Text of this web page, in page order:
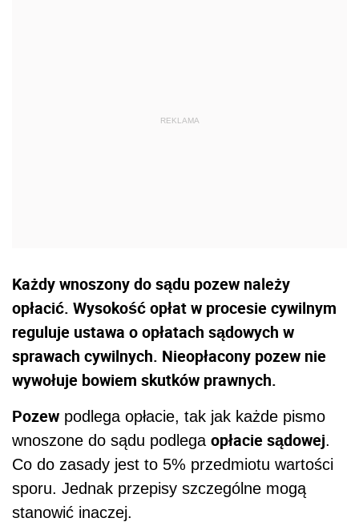
Każdy wnoszony do sądu pozew należy
opłacić. Wysokość opłat w procesie cywilnym
reguluje ustawa o opłatach sądowych w
sprawach cywilnych. Nieopłacony pozew nie
wywołuje bowiem skutków prawnych.
Pozew podlega opłacie, tak jak każde pismo
wnoszone do sądu podlega opłacie sądowej.
Co do zasady jest to 5% przedmiotu wartości
sporu. Jednak przepisy szczególne mogą
stanowić inaczej.